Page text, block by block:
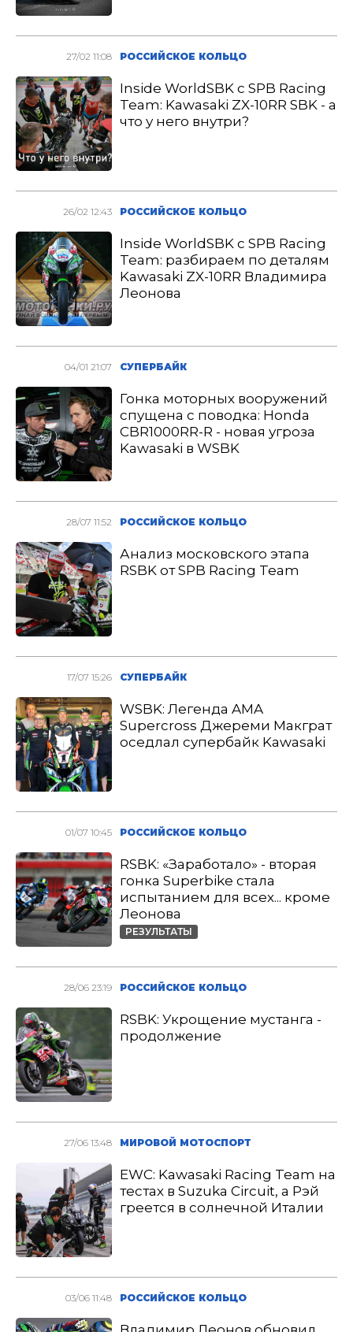
27/02 11:08 РОССИЙСКОЕ КОЛЬЦО
Inside WorldSBK с SPB Racing
Team: Kawasaki ZX-10RR SBK - а
что у него внутри?
26/02 12:43 РОССИЙСКОЕ КОЛЬЦО
Inside WorldSBK с SPB Racing
Team: разбираем по деталям
Kawasaki ZX-10RR Владимира
Леонова
04/01 21:07 СУПЕРБАЙК
Гонка моторных вооружений
спущена с поводка: Honda
CBR1000RR-R - новая угроза
Kawasaki в WSBK
28/07 11:52 РОССИЙСКОЕ КОЛЬЦО
Анализ московского этапа
RSBK от SPB Racing Team
17/07 15:26 СУПЕРБАЙК
WSBK: Легенда AMA
Supercross Джереми Макграт
оседлал супербайк Kawasaki
01/07 10:45 РОССИЙСКОЕ КОЛЬЦО
RSBK: «Заработало» - вторая
гонка Superbike стала
испытанием для всех... кроме
Леонова
РЕЗУЛЬТАТЫ
28/06 23:19 РОССИЙСКОЕ КОЛЬЦО
RSBK: Укрощение мустанга -
продолжение
27/06 13:48 МИРОВОЙ МОТОСПОРТ
EWC: Kawasaki Racing Team на
тестах в Suzuka Circuit, а Рэй
греется в солнечной Италии
03/06 11:48 РОССИЙСКОЕ КОЛЬЦО